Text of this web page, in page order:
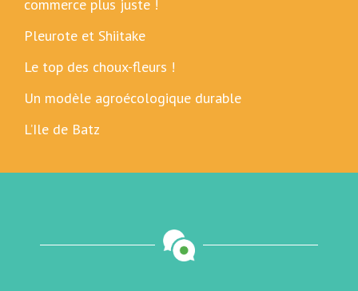
commerce plus juste !
Pleurote et Shiitake
Le top des choux-fleurs !
Un modèle agroécologique durable
L’Ile de Batz